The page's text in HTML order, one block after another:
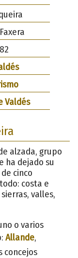
Valdés
alzada, grupo
ha dejado su
cinco
costa e
valles,
o varios
Allande,
concejos